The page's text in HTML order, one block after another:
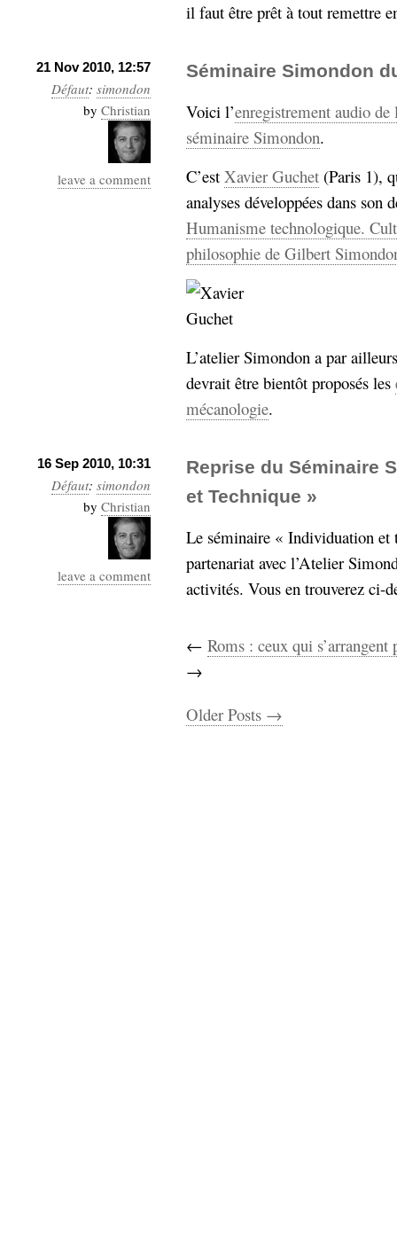
il faut être prêt à tout remettre
21 Nov 2010, 12:57
Défaut: simondon
by Christian
leave a comment
Séminaire Simondon
Voici l’enregistrement audio
séminaire Simondon.
C’est Xavier Guchet (Paris 1),
analyses développées dans son
Humanisme technologique.
philosophie de Gilbert
L’atelier Simondon a par
devrait être bientôt proposés les
mécanologie.
16 Sep 2010, 10:31
Défaut: simondon
by Christian
leave a comment
Reprise du Séminaire
et Technique »
Le séminaire « Individuation
partenariat avec l’Atelier
activités. Vous en trouverez ci-
← Roms : ceux qui s’arrangent
→
Older Posts →